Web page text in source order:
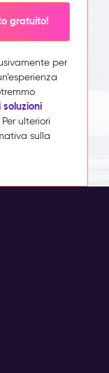
gratuito!
per
ulteriori
sulla